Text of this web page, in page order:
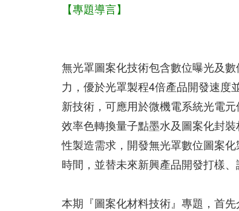
【專題導言】
無光罩圖案化技術包含數位曝光及
力，優於光罩製程4倍產品開發速度
新技術，可應用於微機電系統光電
效率色轉換量子點墨水及圖案化封
性製造需求，開發無光罩數位圖案
時間，並替未來新興產品開發打樣、
本期『圖案化材料技術』專題，首